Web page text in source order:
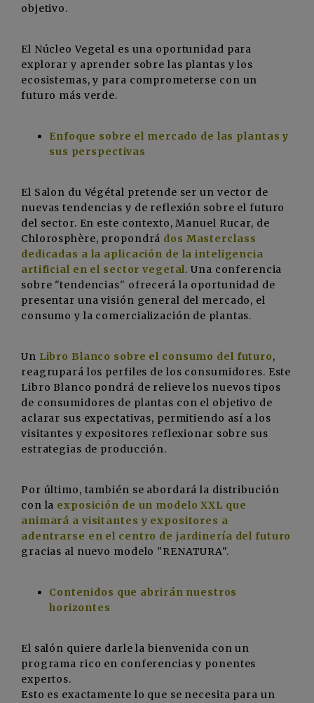
objetivo.
El Núcleo Vegetal es una oportunidad para
explorar y aprender sobre las plantas y los
ecosistemas, y para comprometerse con un
futuro más verde.
Enfoque sobre el mercado de las plantas y
sus perspectivas
El Salon du Végétal pretende ser un vector de
nuevas tendencias y de reflexión sobre el futuro
del sector. En este contexto, Manuel Rucar, de
Chlorosphère, propondrá dos Masterclass
dedicadas a la aplicación de la inteligencia
artificial en el sector vegetal. Una conferencia
sobre "tendencias" ofrecerá la oportunidad de
presentar una visión general del mercado, el
consumo y la comercialización de plantas.
Un Libro Blanco sobre el consumo del futuro,
reagrupará los perfiles de los consumidores. Este
Libro Blanco pondrá de relieve los nuevos tipos
de consumidores de plantas con el objetivo de
aclarar sus expectativas, permitiendo así a los
visitantes y expositores reflexionar sobre sus
estrategias de producción.
Por último, también se abordará la distribución
con la exposición de un modelo XXL que
animará a visitantes y expositores a
adentrarse en el centro de jardinería del futuro
gracias al nuevo modelo "RENATURA".
Contenidos que abrirán nuestros
horizontes
El salón quiere darle la bienvenida con un
programa rico en conferencias y ponentes
expertos.
Esto es exactamente lo que se necesita para un